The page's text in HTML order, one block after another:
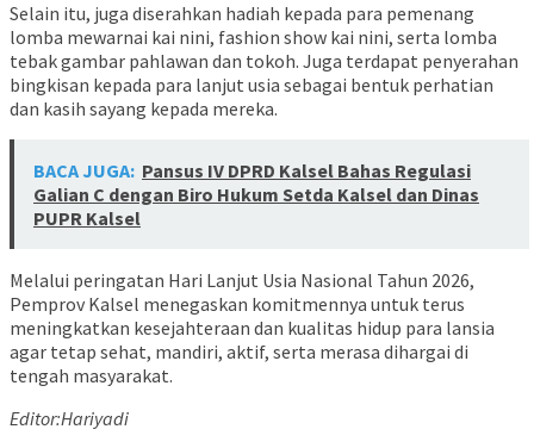
Selain itu, juga diserahkan hadiah kepada para pemenang
lomba mewarnai kai nini, fashion show kai nini, serta lomba
tebak gambar pahlawan dan tokoh. Juga terdapat penyerahan
bingkisan kepada para lanjut usia sebagai bentuk perhatian
dan kasih sayang kepada mereka.
BACA JUGA: Pansus IV DPRD Kalsel Bahas Regulasi
Galian C dengan Biro Hukum Setda Kalsel dan Dinas
PUPR Kalsel
Melalui peringatan Hari Lanjut Usia Nasional Tahun 2026,
Pemprov Kalsel menegaskan komitmennya untuk terus
meningkatkan kesejahteraan dan kualitas hidup para lansia
agar tetap sehat, mandiri, aktif, serta merasa dihargai di
tengah masyarakat.
Editor:Hariyadi